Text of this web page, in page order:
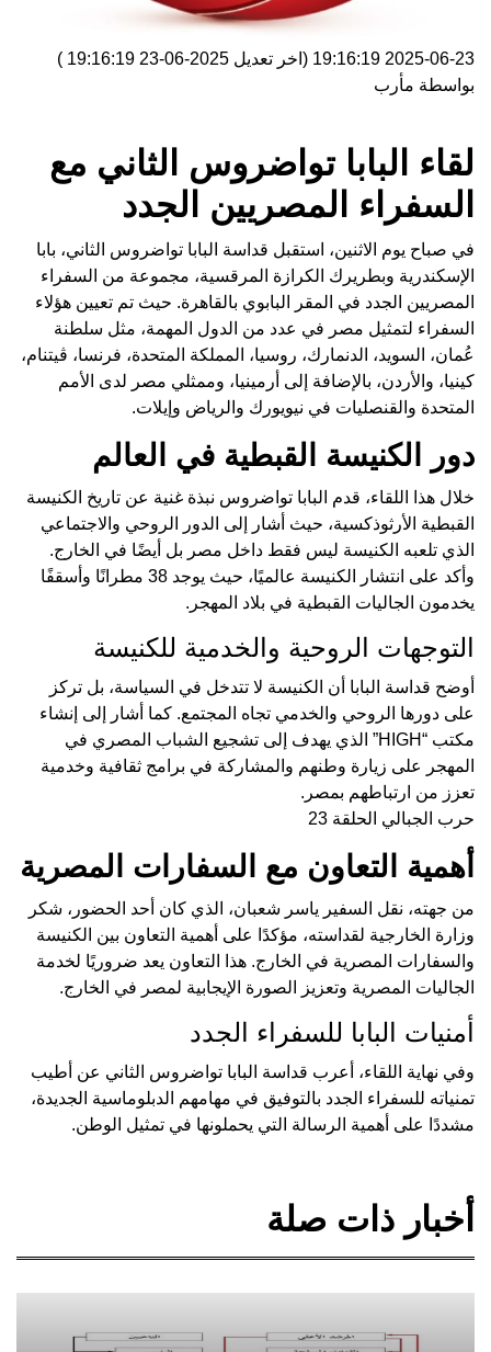
2025-06-23 19:16:19 (اخر تعديل 2025-06-23 19:16:19
)
بواسطة مأرب
لقاء البابا تواضروس الثاني مع
السفراء المصريين الجدد
في صباح يوم الاثنين، استقبل قداسة البابا تواضروس الثاني، بابا
الإسكندرية وبطريرك الكرازة المرقسية، مجموعة من السفراء
المصريين الجدد في المقر البابوي بالقاهرة. حيث تم تعيين هؤلاء
السفراء لتمثيل مصر في عدد من الدول المهمة، مثل سلطنة
عُمان، السويد، الدنمارك، روسيا، المملكة المتحدة، فرنسا، ڤيتنام،
كينيا، والأردن، بالإضافة إلى أرمينيا، وممثلي مصر لدى الأمم
المتحدة والقنصليات في نيويورك والرياض وإيلات.
دور الكنيسة القبطية في العالم
خلال هذا اللقاء، قدم البابا تواضروس نبذة غنية عن تاريخ الكنيسة
القبطية الأرثوذكسية، حيث أشار إلى الدور الروحي والاجتماعي
الذي تلعبه الكنيسة ليس فقط داخل مصر بل أيضًا في الخارج.
وأكد على انتشار الكنيسة عالميًا، حيث يوجد 38 مطرانًا وأسقفًا
يخدمون الجاليات القبطية في بلاد المهجر.
التوجهات الروحية والخدمية للكنيسة
أوضح قداسة البابا أن الكنيسة لا تتدخل في السياسة، بل تركز
على دورها الروحي والخدمي تجاه المجتمع. كما أشار إلى إنشاء
مكتب “HIGH” الذي يهدف إلى تشجيع الشباب المصري في
المهجر على زيارة وطنهم والمشاركة في برامج ثقافية وخدمية
تعزز من ارتباطهم بمصر.
حرب الجبالي الحلقة 23
أهمية التعاون مع السفارات المصرية
من جهته، نقل السفير ياسر شعبان، الذي كان أحد الحضور، شكر
وزارة الخارجية لقداسته، مؤكدًا على أهمية التعاون بين الكنيسة
والسفارات المصرية في الخارج. هذا التعاون يعد ضروريًا لخدمة
الجاليات المصرية وتعزيز الصورة الإيجابية لمصر في الخارج.
أمنيات البابا للسفراء الجدد
وفي نهاية اللقاء، أعرب قداسة البابا تواضروس الثاني عن أطيب
تمنياته للسفراء الجدد بالتوفيق في مهامهم الدبلوماسية الجديدة،
مشددًا على أهمية الرسالة التي يحملونها في تمثيل الوطن.
أخبار ذات صلة